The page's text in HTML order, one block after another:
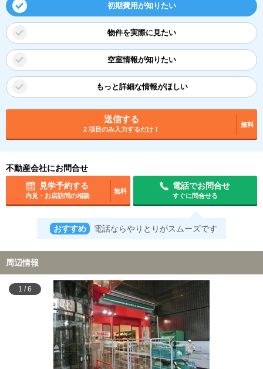
初期費用が知りたい
物件を実際に見たい
空室情報が知りたい
もっと詳細な情報がほしい
送信する
2 項目のみ入力するだけ！
無料
不動産会社にお問合せ
見学予約する
内見・お店訪問の相談
無料
電話でお問合せ
すぐに問合せる
おすすめ 電話ならやりとりがスムーズです
周辺情報
1 /6